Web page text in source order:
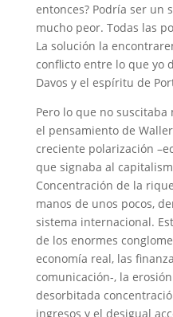
entonces? Podría ser un
mucho peor. Todas las
La solución la
conflicto entre lo que yo
Davos y el espíritu de
Pero lo que no
el pensamiento de
creciente polarización
que signaba al
Concentración de la
manos de unos pocos,
sistema internacional.
de los enormes
economía real, las
comunicación-, la
desorbitada
ingresos y el desigual